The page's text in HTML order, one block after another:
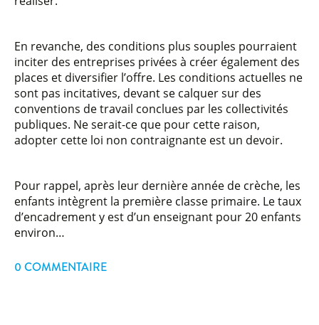
En revanche, des conditions plus souples pourraient
inciter des entreprises privées à créer également des
places et diversifier l’offre. Les conditions actuelles ne
sont pas incitatives, devant se calquer sur des
conventions de travail conclues par les collectivités
publiques. Ne serait-ce que pour cette raison,
adopter cette loi non contraignante est un devoir.
Pour rappel, après leur dernière année de crèche, les
enfants intègrent la première classe primaire. Le taux
d’encadrement y est d’un enseignant pour 20 enfants
environ…
0 COMMENTAIRE